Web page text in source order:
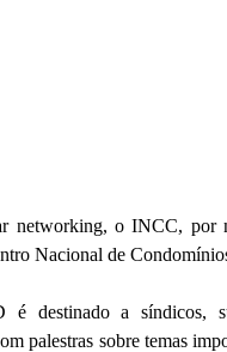
networking, o INCC, por
Nacional de
a síndicos,
palestras sobre temas